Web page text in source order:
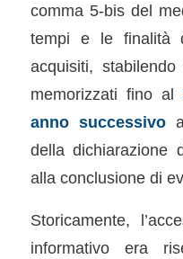
comma 5-bis del
tempi e le finalità
acquisiti,
memorizzati fino al
anno successivoa
della dichiarazione
alla conclusione di
Storicamente,
informativo era